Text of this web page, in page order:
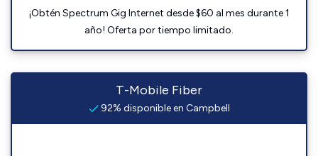
¡Obtén Spectrum Gig Internet desde $60 al mes durante 1
año! Oferta por tiempo limitado.
T-Mobile Fiber
92% disponible en Campbell